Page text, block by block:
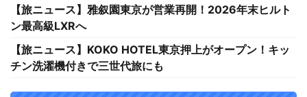
【旅ニュース】雅叙園東京が営業再開！2026年末ヒルト
ン最高級LXRへ
【旅ニュース】KOKO HOTEL東京押上がオープン！キッ
チン洗濯機付きで三世代旅にも